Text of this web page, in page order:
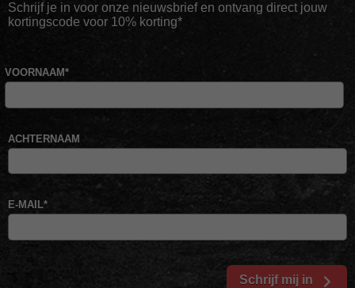
Schrijf je in voor onze nieuwsbrief en ontvang direct jouw
kortingscode voor 10% korting*
VOORNAAM*
ACHTERNAAM
E-MAIL*
Schrijf mij in